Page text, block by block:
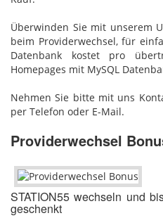
Überwinden Sie mit unserem
beim Providerwechsel, für
Datenbank kostet pro
Homepages mit MySQL
Nehmen Sie bitte mit uns
per Telefon oder E-Mail.
Providerwechsel
STATION55 wechseln und
geschenkt